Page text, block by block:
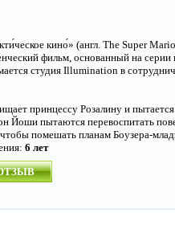
кино́» (англ. The Super
фильм, основанный на
студия Illumination в
принцессу Розалину и
Йоши пытаются перевоспитать
помешать планам Боузера-
6 лет